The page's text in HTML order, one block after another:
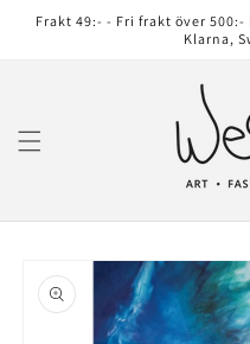
vidare
Frakt 49:- - Fri frakt över 500:-
Klarna,